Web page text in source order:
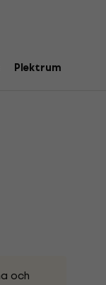
Plektrum
och